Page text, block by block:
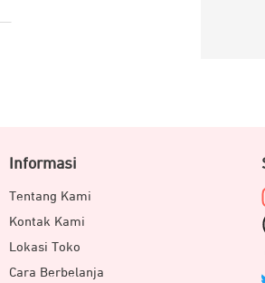
Informasi
Tentang Kami
Kontak Kami
Lokasi Toko
Cara Berbelanja